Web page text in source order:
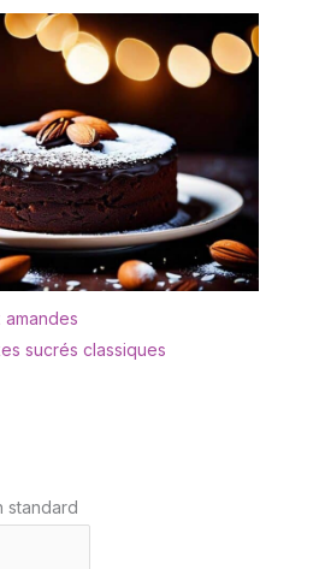
stocker et à nettoyer,
elles passent au lave-
vaisselle.
sucrés classiques